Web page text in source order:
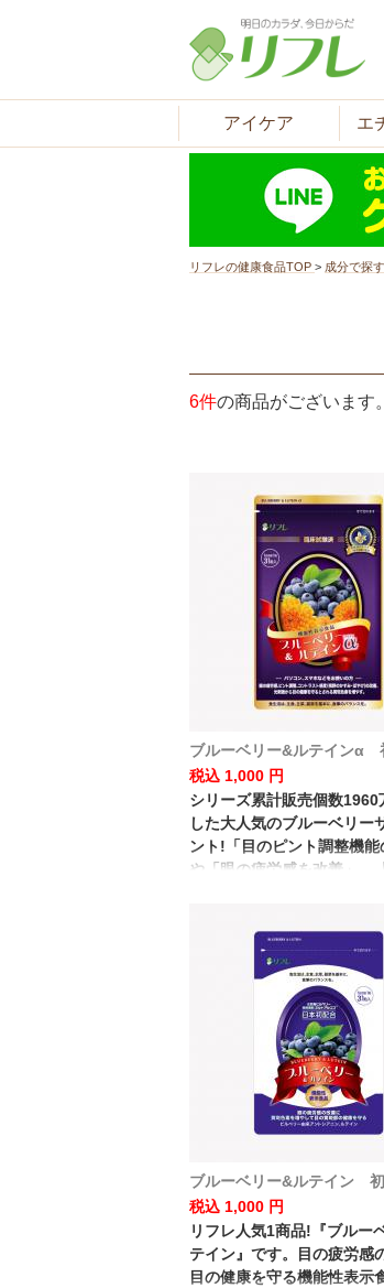
アイケア エ
リフレの健康食品TOP > 成分で探す
6件の商品がございます。
ブルーベリー&ルテインα
税込 1,000 円
シリーズ累計販売個数1960
した大人気のブルーベリー
ント!「目のピント調整機能
や「眼の疲労感を改善」、
品 です。
ブルーベリー&ルテイン
税込 1,000 円
リフレ人気1商品!『ブルー
テイン』です。目の疲労感
目の健康を守る機能性表示